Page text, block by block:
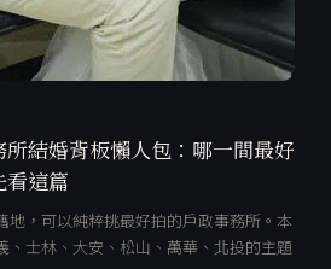
結婚背板懶人包：哪一間最好
看這篇
地，可以純粹挑最好拍的戶政事務所。本
、士林、大安、松山、萬華、北投的主題